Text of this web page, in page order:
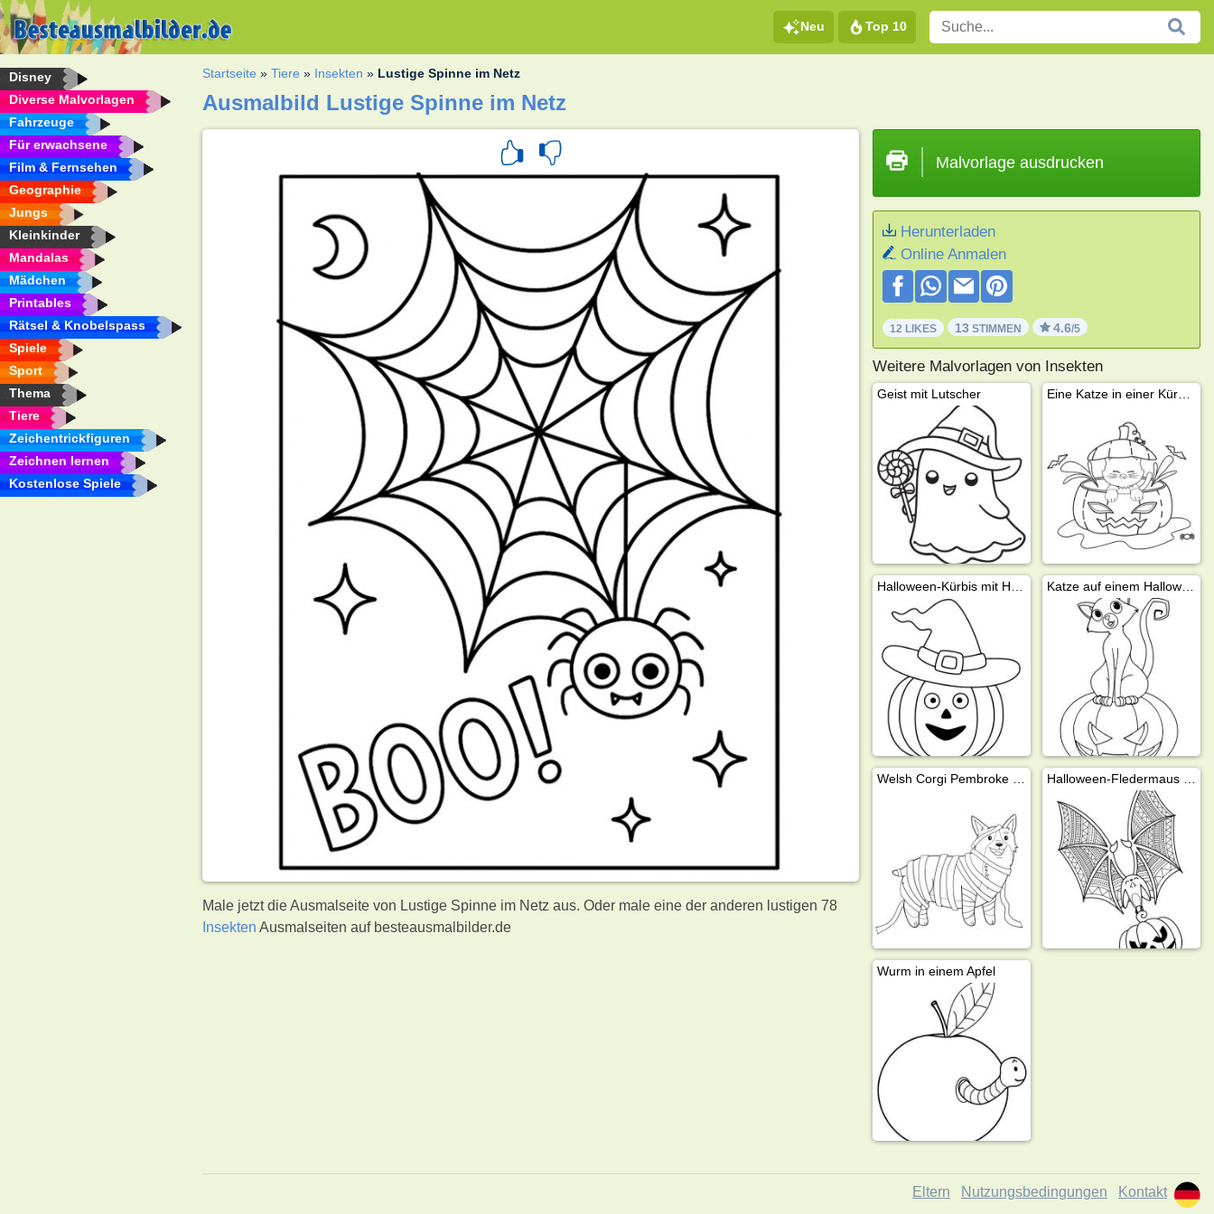
Neu Top 10
Disney
Diverse Malvorlagen
Fahrzeuge
Für erwachsene
Film & Fernsehen
Geographie
Jungs
Kleinkinder
Mandalas
Mädchen
Printables
Rätsel & Knobelspass
Spiele
Sport
Thema
Tiere
Zeichentrickfiguren
Zeichnen lernen
Kostenlose Spiele
Startseite »Tiere » Insekten » Lustige Spinne im Netz
Ausmalbild Lustige Spinne im Netz
Male jetzt die Ausmalseite von Lustige Spinne im Netz aus. Oder male eine der anderen lustigen 78
Insekten Ausmalseiten auf besteausmalbilder.de
Malvorlage ausdrucken
Herunterladen
Online Anmalen
12 LIKES 13 STIMMEN 4.6/5
Weitere Malvorlagen von Insekten
Geist mit Lutscher Eine Katze in einer Kürbislaterne
Katze auf einem Halloween-Kürbis
Wurm in einem Apfel
Eltern Nutzungsbedingungen Kontakt